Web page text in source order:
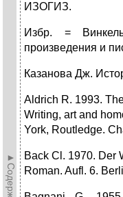
ИЗОГИЗ.
Избр. =
произведения и
Казанова Дж.
Aldrich R. 1993.
Writing, art and
York, Routledge.
Back Cl. 1970. Der
Roman. Aufl. 6.